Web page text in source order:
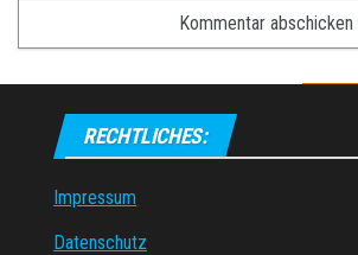
RECHTLICHES:
Impressum
Datenschutz